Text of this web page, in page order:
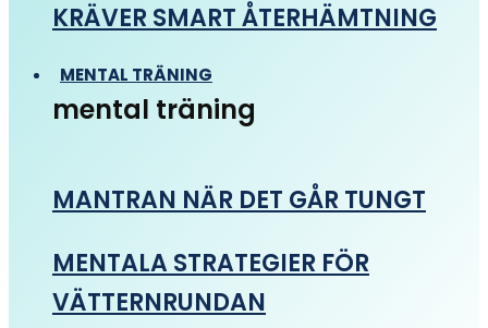
KRÄVER SMART ÅTERHÄMTNING
MENTAL TRÄNING
mental träning
MANTRAN NÄR DET GÅR TUNGT
MENTALA STRATEGIER FÖR
VÄTTERNRUNDAN